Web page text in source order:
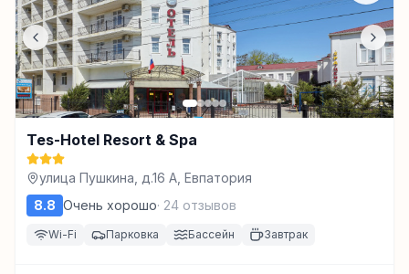
Tes-Hotel Resort & Spa
улица Пушкина, д.16 А, Евпатория
8.8 Очень хорошо· 24 отзывов
Wi-Fi Парковка Бассейн Завтрак